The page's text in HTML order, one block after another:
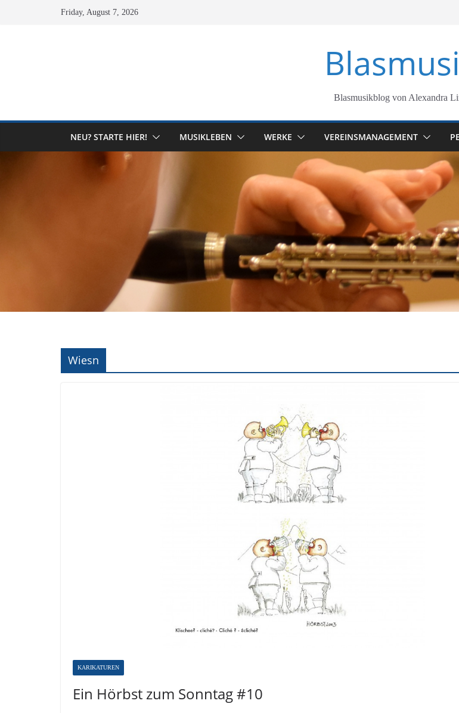
Friday, August 7, 2026
Blasmusikblog von Alexandra
NEU? STARTE HIER! MUSIKLEBEN WERKE VEREINSMANAGEMENT
Wiesn
KARIKATUREN
Ein Hörbst zum Sonntag #10